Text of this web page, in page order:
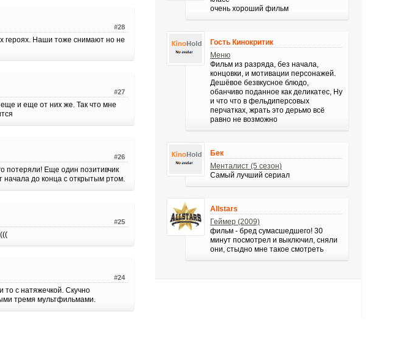
#28
героях. Наши тоже снимают но не
#27
и еще от них же. Так что мне
#26
потеряли! Еще один позитивчик
начала до конца с открытым ртом.
#25
#24
с натяжечкой. Скучно
тремя мультфильмами.
очень хороший фильм
Гость Кинокритик
Меню
Фильм из разряда, без начала,
концовки, и мотивации персонажей.
Дешёвое безвкусное блюдо,
обанчиво поданное как деликатес, Ну
и что что в фельдиперсовых
перчатках, жрать это дерьмо всё
равно не возможно
Бек
Менталист (5 сезон)
Самый лучший сериал
Allstars
Геймер (2009)
фильм - бред сумасшедшего! 30
минут посмотрел и выключил, сняли
они, стыдно мне такое смотреть